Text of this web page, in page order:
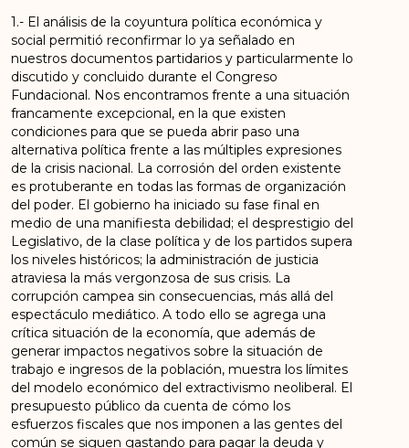
1.- El análisis de la coyuntura política económica y
social permitió reconfirmar lo ya señalado en
nuestros documentos partidarios y particularmente lo
discutido y concluido durante el Congreso
Fundacional. Nos encontramos frente a una situación
francamente excepcional, en la que existen
condiciones para que se pueda abrir paso una
alternativa política frente a las múltiples expresiones
de la crisis nacional. La corrosión del orden existente
es protuberante en todas las formas de organización
del poder. El gobierno ha iniciado su fase final en
medio de una manifiesta debilidad; el desprestigio del
Legislativo, de la clase política y de los partidos supera
los niveles históricos; la administración de justicia
atraviesa la más vergonzosa de sus crisis. La
corrupción campea sin consecuencias, más allá del
espectáculo mediático. A todo ello se agrega una
crítica situación de la economía, que además de
generar impactos negativos sobre la situación de
trabajo e ingresos de la población, muestra los límites
del modelo económico del extractivismo neoliberal. El
presupuesto público da cuenta de cómo los
esfuerzos fiscales que nos imponen a las gentes del
común se siguen gastando para pagar la deuda y